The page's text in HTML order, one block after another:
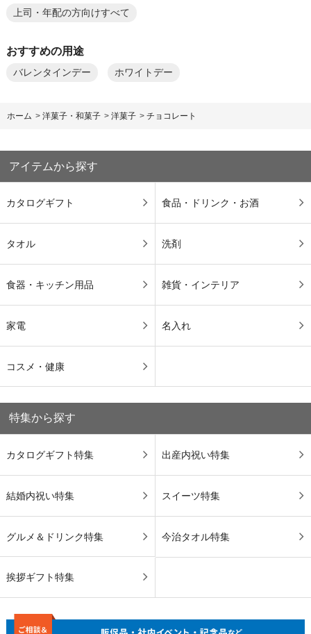
上司・年配の方向けすべて
おすすめの用途
バレンタインデー ホワイトデー
ホーム > 洋菓子・和菓子 > 洋菓子 > チョコレート
アイテムから探す
カタログギフト 食品・ドリンク・お酒
タオル 洗剤
食器・キッチン用品 雑貨・インテリア
家電 名入れ
コスメ・健康
特集から探す
カタログギフト特集 出産内祝い特集
結婚内祝い特集 スイーツ特集
グルメ＆ドリンク特集 今治タオル特集
挨拶ギフト特集